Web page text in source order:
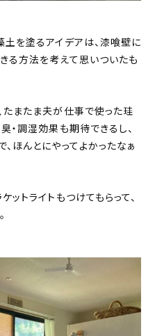
を塗るアイデアは、漆喰壁に
る方法を考えて思いついたも
またま夫が仕事で使った珪
・調湿効果も期待できるし、
ほんとにやってよかったなぁ
ットライトもつけてもらって、